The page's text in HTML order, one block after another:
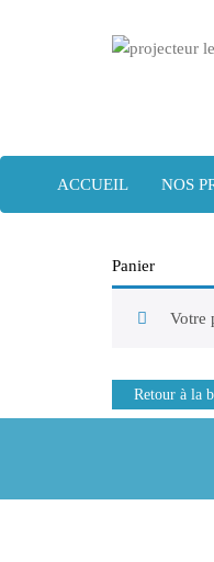
ACCUEIL NOS
Panier
Votre
Retour à la